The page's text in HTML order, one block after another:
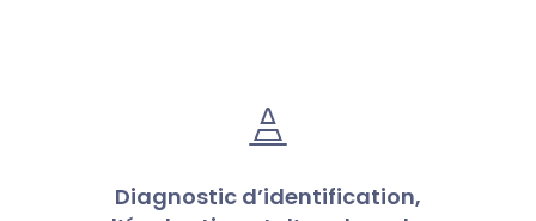

Diagnostic d’identification,